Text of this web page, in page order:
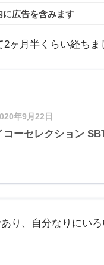
に広告を含みます
ヶ月半くらい経ちま
年9月22日
コーセレクション
り、自分なりにい